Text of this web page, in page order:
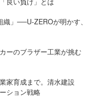
」──U-ZEROが明かす、
ーのブラザー工業が挑む
家育成まで。清水建設
ション戦略